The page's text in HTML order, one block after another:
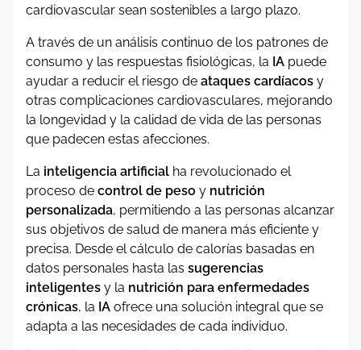
cardiovascular sean sostenibles a largo plazo.
A través de un análisis continuo de los patrones de
consumo y las respuestas fisiológicas, la IA puede
ayudar a reducir el riesgo de ataques cardíacos y
otras complicaciones cardiovasculares, mejorando
la longevidad y la calidad de vida de las personas
que padecen estas afecciones.
La inteligencia artificial ha revolucionado el
proceso de control de peso y nutrición
personalizada, permitiendo a las personas alcanzar
sus objetivos de salud de manera más eficiente y
precisa. Desde el cálculo de calorías basadas en
datos personales hasta las sugerencias
inteligentes y la nutrición para enfermedades
crónicas, la IA ofrece una solución integral que se
adapta a las necesidades de cada individuo.